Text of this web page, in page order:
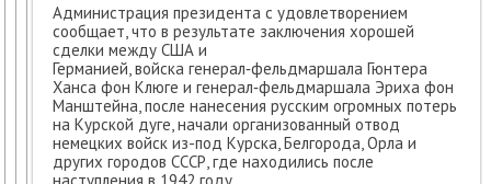
Администрация президента с удовлетворением
сообщает, что в результате заключения хорошей
сделки между США и
Германией, войска генерал‑фельдмаршала Гюнтера
Ханса фон Клюге и генерал‑фельдмаршала Эриха фон
Манштейна, после нанесения русским огромных потерь
на Курской дуге, начали организованный отвод
немецких войск из-под Курска, Белгорода, Орла и
других городов СССР, где находились после
наступления в 1942 году.